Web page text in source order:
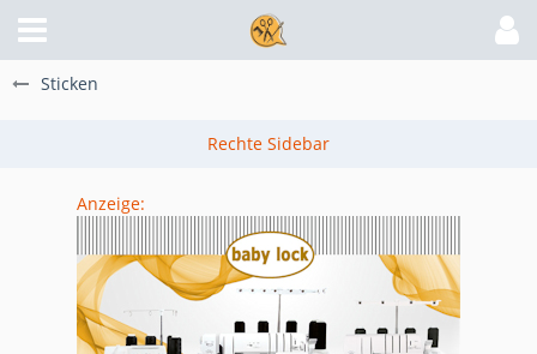
Sticken
Anzeige: